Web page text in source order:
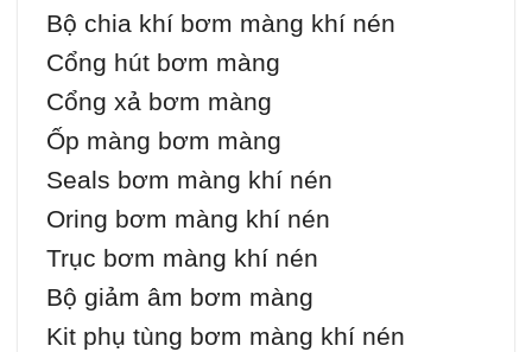
Bộ chia khí bơm màng khí nén
Cổng hút bơm màng
Cổng xả bơm màng
Ốp màng bơm màng
Seals bơm màng khí nén
Oring bơm màng khí nén
Trục bơm màng khí nén
Bộ giảm âm bơm màng
Kit phụ tùng bơm màng khí nén